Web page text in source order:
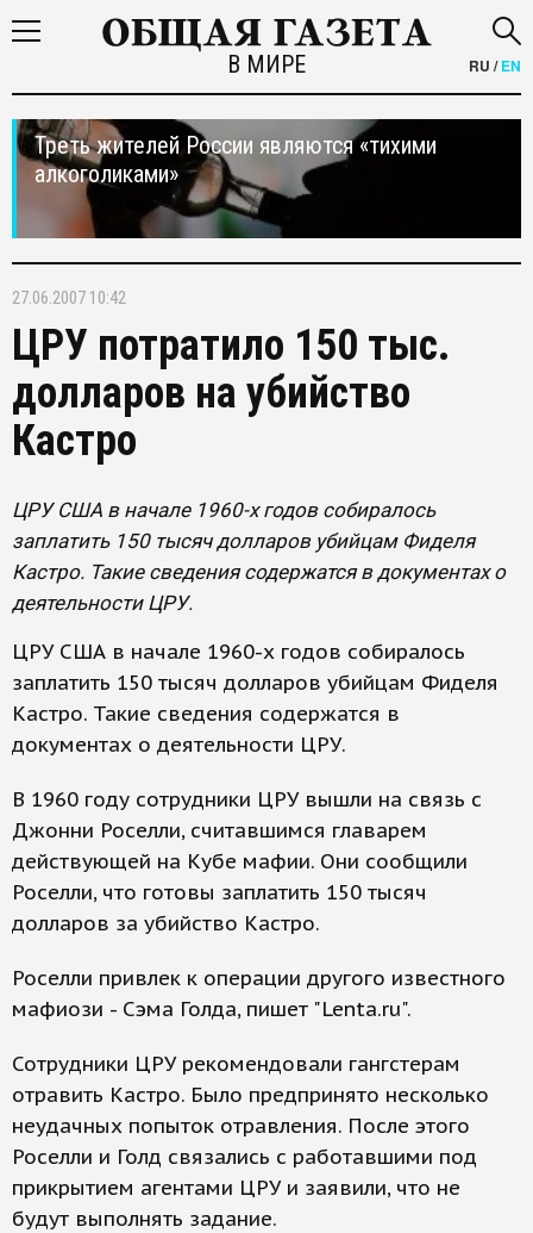
В МИРЕ RU /EN
Треть жителей России являются «тихими
алкоголиками»
27.06.2007 10:42
ЦРУ потратило 150 тыс.
долларов на убийство
Кастро
ЦРУ США в начале 1960-х годов собиралось
заплатить 150 тысяч долларов убийцам Фиделя
Кастро. Такие сведения содержатся в документах о
деятельности ЦРУ.
ЦРУ США в начале 1960-х годов собиралось
заплатить 150 тысяч долларов убийцам Фиделя
Кастро. Такие сведения содержатся в
документах о деятельности ЦРУ.
В 1960 году сотрудники ЦРУ вышли на связь с
Джонни Роселли, считавшимся главарем
действующей на Кубе мафии. Они сообщили
Роселли, что готовы заплатить 150 тысяч
долларов за убийство Кастро.
Роселли привлек к операции другого известного
мафиози - Сэма Голда, пишет "Lenta.ru".
Сотрудники ЦРУ рекомендовали гангстерам
отравить Кастро. Было предпринято несколько
неудачных попыток отравления. После этого
Роселли и Голд связались с работавшими под
прикрытием агентами ЦРУ и заявили, что не
будут выполнять задание.